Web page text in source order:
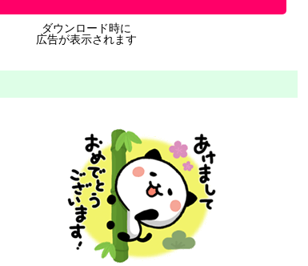
ダウンロード時に
広告が表示されます